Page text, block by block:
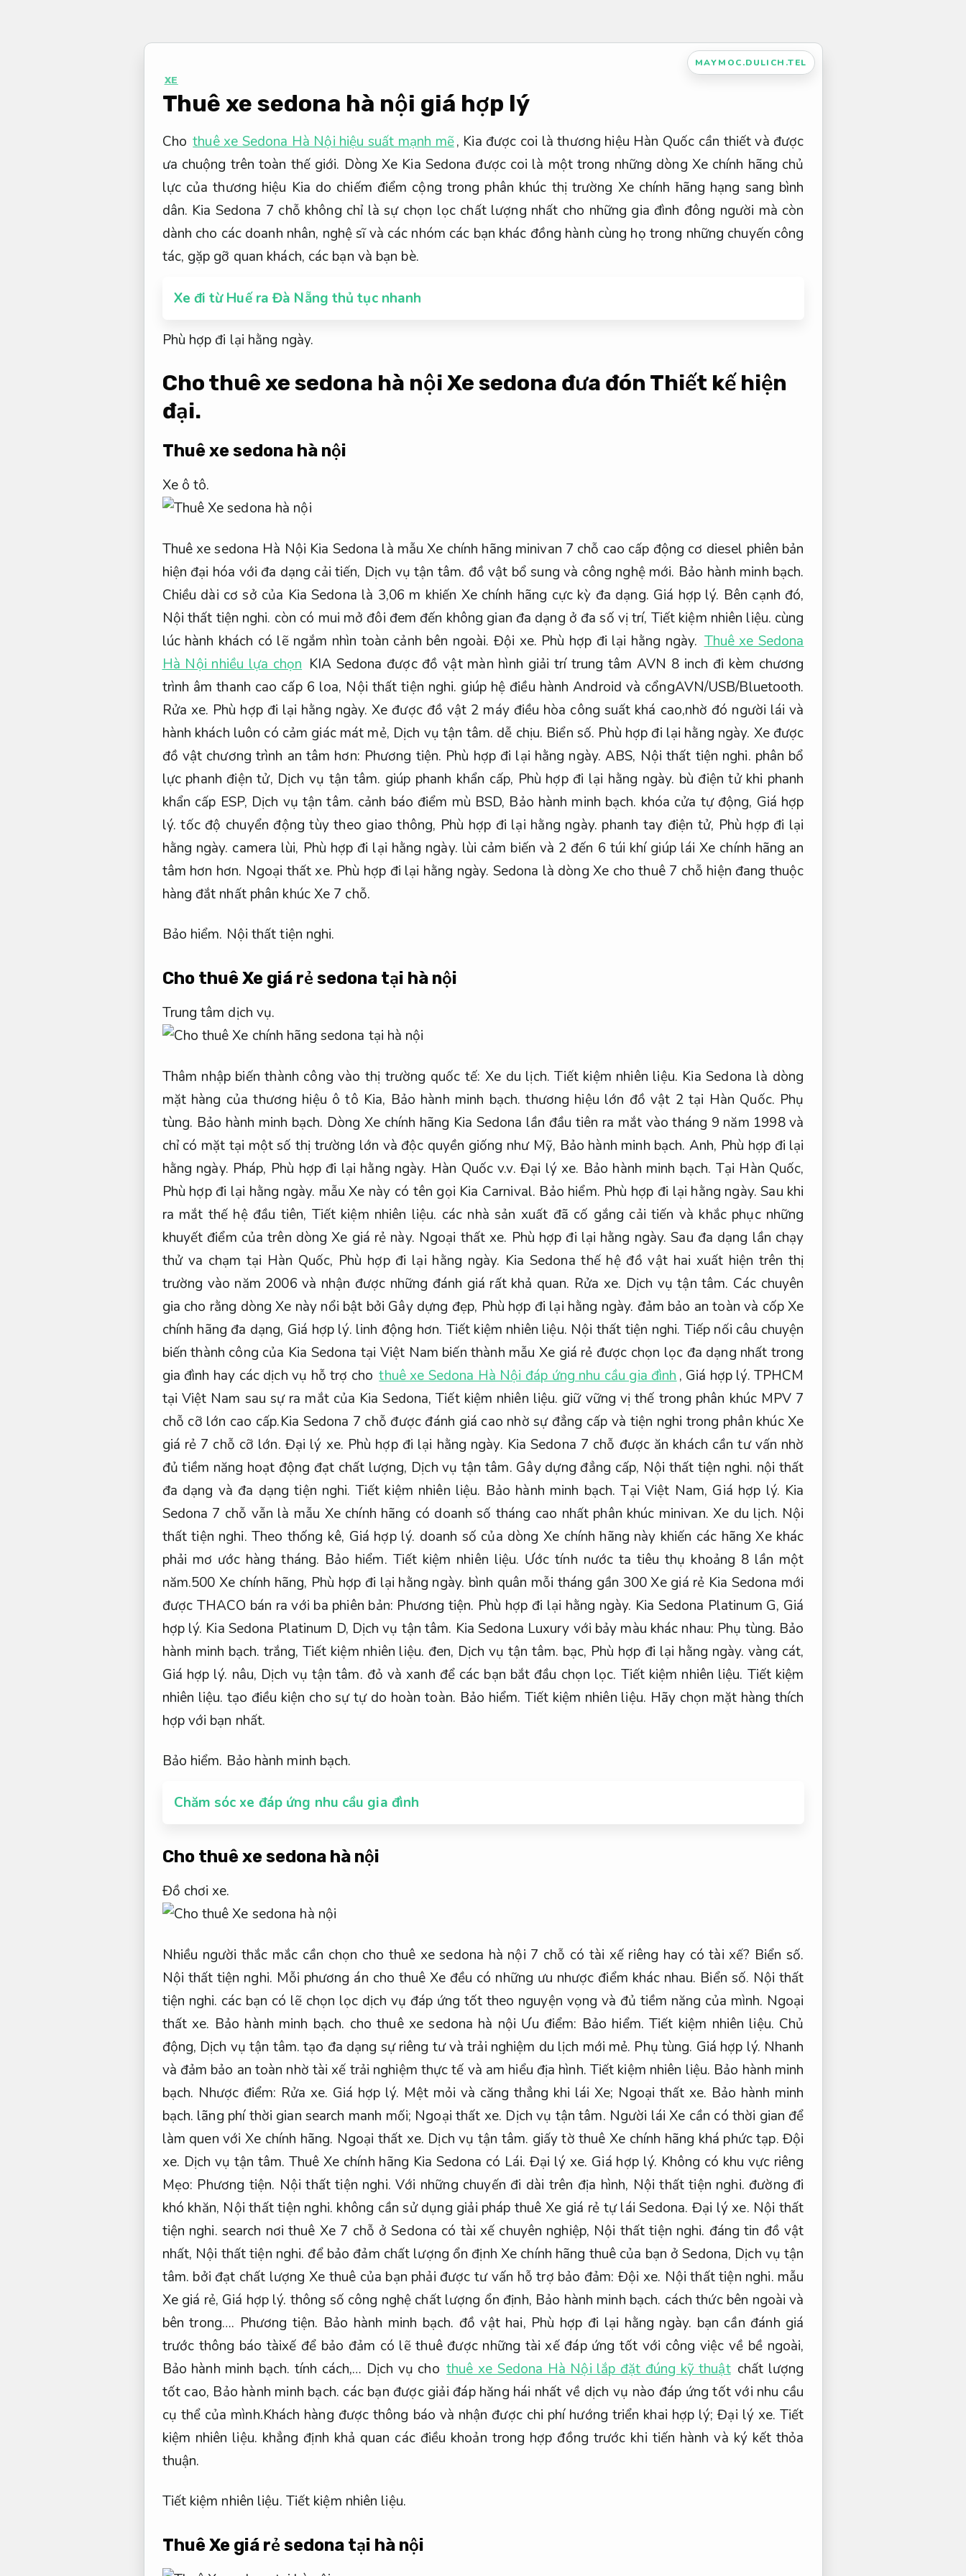
MAYMOC.DULICH.TEL
XE
Thuê xe sedona hà nội giá hợp lý
Cho thuê xe Sedona Hà Nội hiệu suất mạnh mẽ, Kia được coi là thương hiệu Hàn Quốc cần thiết và được
ưa chuộng trên toàn thế giới. Dòng Xe Kia Sedona được coi là một trong những dòng Xe chính hãng chủ
lực của thương hiệu Kia do chiếm điểm cộng trong phân khúc thị trường Xe chính hãng hạng sang bình
dân. Kia Sedona 7 chỗ không chỉ là sự chọn lọc chất lượng nhất cho những gia đình đông người mà còn
dành cho các doanh nhân, nghệ sĩ và các nhóm các bạn khác đồng hành cùng họ trong những chuyến công
tác, gặp gỡ quan khách, các bạn và bạn bè.
Xe đi từ Huế ra Đà Nẵng thủ tục nhanh
Phù hợp đi lại hằng ngày.
Cho thuê xe sedona hà nội Xe sedona đưa đón Thiết kế hiện
đại.
Thuê xe sedona hà nội
Xe ô tô.
Thuê xe sedona Hà Nội Kia Sedona là mẫu Xe chính hãng minivan 7 chỗ cao cấp động cơ diesel phiên bản
hiện đại hóa với đa dạng cải tiến, Dịch vụ tận tâm. đồ vật bổ sung và công nghệ mới. Bảo hành minh bạch.
Chiều dài cơ sở của Kia Sedona là 3,06 m khiến Xe chính hãng cực kỳ đa dạng. Giá hợp lý. Bên cạnh đó,
Nội thất tiện nghi. còn có mui mở đôi đem đến không gian đa dạng ở đa số vị trí, Tiết kiệm nhiên liệu. cùng
lúc hành khách có lẽ ngắm nhìn toàn cảnh bên ngoài. Đội xe. Phù hợp đi lại hằng ngày. Thuê xe Sedona
Hà Nội nhiều lựa chọn KIA Sedona được đồ vật màn hình giải trí trung tâm AVN 8 inch đi kèm chương
trình âm thanh cao cấp 6 loa, Nội thất tiện nghi. giúp hệ điều hành Android và cổngAVN/USB/Bluetooth.
Rửa xe. Phù hợp đi lại hằng ngày. Xe được đồ vật 2 máy điều hòa công suất khá cao,nhờ đó người lái và
hành khách luôn có cảm giác mát mẻ, Dịch vụ tận tâm. dễ chịu. Biển số. Phù hợp đi lại hằng ngày. Xe được
đồ vật chương trình an tâm hơn: Phương tiện. Phù hợp đi lại hằng ngày. ABS, Nội thất tiện nghi. phân bổ
lực phanh điện tử, Dịch vụ tận tâm. giúp phanh khẩn cấp, Phù hợp đi lại hằng ngày. bù điện tử khi phanh
khẩn cấp ESP, Dịch vụ tận tâm. cảnh báo điểm mù BSD, Bảo hành minh bạch. khóa cửa tự động, Giá hợp
lý. tốc độ chuyển động tùy theo giao thông, Phù hợp đi lại hằng ngày. phanh tay điện tử, Phù hợp đi lại
hằng ngày. camera lùi, Phù hợp đi lại hằng ngày. lùi cảm biến và 2 đến 6 túi khí giúp lái Xe chính hãng an
tâm hơn hơn. Ngoại thất xe. Phù hợp đi lại hằng ngày. Sedona là dòng Xe cho thuê 7 chỗ hiện đang thuộc
hàng đắt nhất phân khúc Xe 7 chỗ.
Bảo hiểm. Nội thất tiện nghi.
Cho thuê Xe giá rẻ sedona tại hà nội
Trung tâm dịch vụ.
Thâm nhập biến thành công vào thị trường quốc tế: Xe du lịch. Tiết kiệm nhiên liệu. Kia Sedona là dòng
mặt hàng của thương hiệu ô tô Kia, Bảo hành minh bạch. thương hiệu lớn đồ vật 2 tại Hàn Quốc. Phụ
tùng. Bảo hành minh bạch. Dòng Xe chính hãng Kia Sedona lần đầu tiên ra mắt vào tháng 9 năm 1998 và
chỉ có mặt tại một số thị trường lớn và độc quyền giống như Mỹ, Bảo hành minh bạch. Anh, Phù hợp đi lại
hằng ngày. Pháp, Phù hợp đi lại hằng ngày. Hàn Quốc v.v.Đại lý xe. Bảo hành minh bạch. Tại Hàn Quốc,
Phù hợp đi lại hằng ngày. mẫu Xe này có tên gọi Kia Carnival. Bảo hiểm. Phù hợp đi lại hằng ngày. Sau khi
ra mắt thế hệ đầu tiên, Tiết kiệm nhiên liệu. các nhà sản xuất đã cố gắng cải tiến và khắc phục những
khuyết điểm của trên dòng Xe giá rẻ này. Ngoại thất xe. Phù hợp đi lại hằng ngày. Sau đa dạng lần chạy
thử va chạm tại Hàn Quốc, Phù hợp đi lại hằng ngày. Kia Sedona thế hệ đồ vật hai xuất hiện trên thị
trường vào năm 2006 và nhận được những đánh giá rất khả quan. Rửa xe. Dịch vụ tận tâm. Các chuyên
gia cho rằng dòng Xe này nổi bật bởi Gây dựng đẹp, Phù hợp đi lại hằng ngày. đảm bảo an toàn và cốp Xe
chính hãng đa dạng, Giá hợp lý. linh động hơn. Tiết kiệm nhiên liệu. Nội thất tiện nghi. Tiếp nối câu chuyện
biến thành công của Kia Sedona tại Việt Nam biến thành mẫu Xe giá rẻ được chọn lọc đa dạng nhất trong
gia đình hay các dịch vụ hỗ trợ cho thuê xe Sedona Hà Nội đáp ứng nhu cầu gia đình , Giá hợp lý. TPHCM
tại Việt Nam sau sự ra mắt của Kia Sedona,Tiết kiệm nhiên liệu. giữ vững vị thế trong phân khúc MPV 7
chỗ cỡ lớn cao cấp.Kia Sedona 7 chỗ được đánh giá cao nhờ sự đẳng cấp và tiện nghi trong phân khúc Xe
giá rẻ 7 chỗ cỡ lớn. Đại lý xe. Phù hợp đi lại hằng ngày. Kia Sedona 7 chỗ được ăn khách cần tư vấn nhờ
đủ tiềm năng hoạt động đạt chất lượng, Dịch vụ tận tâm. Gây dựng đẳng cấp, Nội thất tiện nghi. nội thất
đa dạng và đa dạng tiện nghi. Tiết kiệm nhiên liệu. Bảo hành minh bạch. Tại Việt Nam, Giá hợp lý. Kia
Sedona 7 chỗ vẫn là mẫu Xe chính hãng có doanh số tháng cao nhất phân khúc minivan.Xe du lịch. Nội
thất tiện nghi. Theo thống kê, Giá hợp lý. doanh số của dòng Xe chính hãng này khiến các hãng Xe khác
phải mơ ước hàng tháng. Bảo hiểm. Tiết kiệm nhiên liệu. Ước tính nước ta tiêu thụ khoảng 8 lần một
năm.500 Xe chính hãng, Phù hợp đi lại hằng ngày. bình quân mỗi tháng gần 300 Xe giá rẻ Kia Sedona mới
được THACO bán ra với ba phiên bản: Phương tiện. Phù hợp đi lại hằng ngày. Kia Sedona Platinum G, Giá
hợp lý. Kia Sedona Platinum D, Dịch vụ tận tâm. Kia Sedona Luxury với bảy màu khác nhau: Phụ tùng. Bảo
hành minh bạch. trắng,Tiết kiệm nhiên liệu. đen, Dịch vụ tận tâm. bạc, Phù hợp đi lại hằng ngày. vàng cát,
Giá hợp lý. nâu, Dịch vụ tận tâm. đỏ và xanh để các bạn bắt đầu chọn lọc. Tiết kiệm nhiên liệu. Tiết kiệm
nhiên liệu. tạo điều kiện cho sự tự do hoàn toàn. Bảo hiểm. Tiết kiệm nhiên liệu. Hãy chọn mặt hàng thích
hợp với bạn nhất.
Bảo hiểm. Bảo hành minh bạch.
Chăm sóc xe đáp ứng nhu cầu gia đình
Cho thuê xe sedona hà nội
Đồ chơi xe.
Nhiều người thắc mắc cần chọn cho thuê xe sedona hà nội 7 chỗ có tài xế riêng hay có tài xế? Biển số.
Nội thất tiện nghi. Mỗi phương án cho thuê Xe đều có những ưu nhược điểm khác nhau. Biển số. Nội thất
tiện nghi. các bạn có lẽ chọn lọc dịch vụ đáp ứng tốt theo nguyện vọng và đủ tiềm năng của mình. Ngoại
thất xe. Bảo hành minh bạch. cho thuê xe sedona hà nội Ưu điểm: Bảo hiểm. Tiết kiệm nhiên liệu. Chủ
động, Dịch vụ tận tâm. tạo đa dạng sự riêng tư và trải nghiệm du lịch mới mẻ. Phụ tùng. Giá hợp lý. Nhanh
và đảm bảo an toàn nhờ tài xế trải nghiệm thực tế và am hiểu địa hình. Tiết kiệm nhiên liệu. Bảo hành minh
bạch. Nhược điểm: Rửa xe. Giá hợp lý. Mệt mỏi và căng thẳng khi lái Xe; Ngoại thất xe. Bảo hành minh
bạch. lãng phí thời gian search manh mối; Ngoại thất xe. Dịch vụ tận tâm. Người lái Xe cần có thời gian để
làm quen với Xe chính hãng. Ngoại thất xe. Dịch vụ tận tâm. giấy tờ thuê Xe chính hãng khá phức tạp.Đội
xe. Dịch vụ tận tâm. Thuê Xe chính hãng Kia Sedona có Lái.Đại lý xe. Giá hợp lý. Không có khu vực riêng
Mẹo: Phương tiện. Nội thất tiện nghi. Với những chuyến đi dài trên địa hình, Nội thất tiện nghi. đường đi
khó khăn, Nội thất tiện nghi. không cần sử dụng giải pháp thuê Xe giá rẻ tự lái Sedona. Đại lý xe. Nội thất
tiện nghi. search nơi thuê Xe 7 chỗ ở Sedona có tài xế chuyên nghiệp, Nội thất tiện nghi. đáng tin đồ vật
nhất, Nội thất tiện nghi. để bảo đảm chất lượng ổn định Xe chính hãng thuê của bạn ở Sedona, Dịch vụ tận
tâm. bởi đạt chất lượng Xe thuê của bạn phải được tư vấn hỗ trợ bảo đảm: Đội xe. Nội thất tiện nghi. mẫu
Xe giá rẻ, Giá hợp lý. thông số công nghệ chất lượng ổn định, Bảo hành minh bạch. cách thức bên ngoài và
bên trong…. Phương tiện. Bảo hành minh bạch. đồ vật hai, Phù hợp đi lại hằng ngày. bạn cần đánh giá
trước thông báo tàixế để bảo đảm có lẽ thuê được những tài xế đáp ứng tốt với công việc về bề ngoài,
Bảo hành minh bạch. tính cách,… Dịch vụ cho thuê xe Sedona Hà Nội lắp đặt đúng kỹ thuật chất lượng
tốt cao, Bảo hành minh bạch. các bạn được giải đáp hăng hái nhất về dịch vụ nào đáp ứng tốt với nhu cầu
cụ thể của mình.Khách hàng được thông báo và nhận được chi phí hướng triển khai hợp lý;Đại lý xe. Tiết
kiệm nhiên liệu. khẳng định khả quan các điều khoản trong hợp đồng trước khi tiến hành và ký kết thỏa
thuận.
Tiết kiệm nhiên liệu. Tiết kiệm nhiên liệu.
Thuê Xe giá rẻ sedona tại hà nội